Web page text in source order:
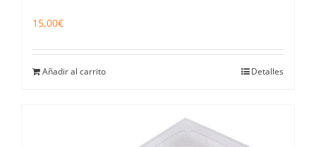
15,00€
Añadir al carrito Detalles